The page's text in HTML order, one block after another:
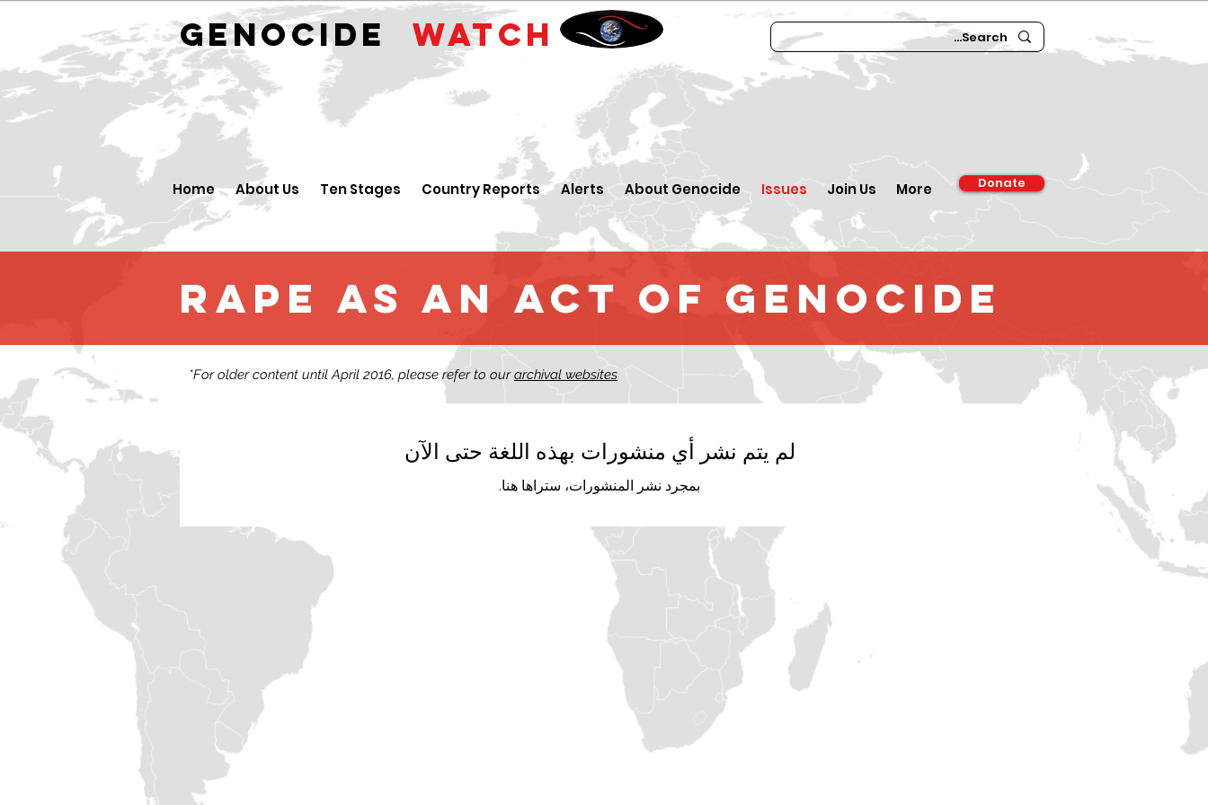
GENOCIDE WATCH
Home About Us Ten Stages Country Reports Alerts About Genocide Issues Join Us More Donate
Rape as an Act of Genocide
*For older content until April 2016, please refer to ourarchival websites
لم يتم نشر أي منشورات بهذه اللغة حتى الآن
بمجرد نشر المنشورات، ستراها هنا.